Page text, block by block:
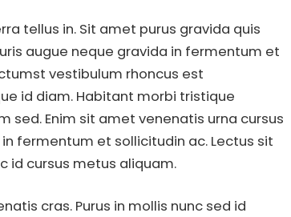
tellus in. Sit amet purus gravida quis
augue neque gravida in fermentum et
vestibulum rhoncus est
id diam. Habitant morbi tristique
sed. Enim sit amet venenatis urna cursus
fermentum et sollicitudin ac. Lectus sit
id cursus metus aliquam.
cras. Purus in mollis nunc sed id